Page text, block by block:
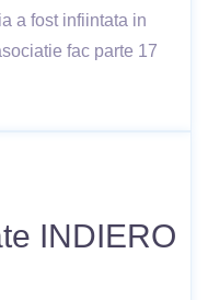
a fost infiintata in
fac parte 17
INDIERO